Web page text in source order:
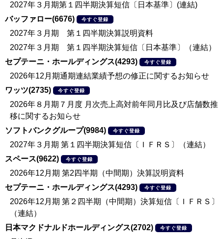
2027年３月期第１四半期決算短信〔日本基準〕(連結)
バッファロー(6676)
今すぐ登録
2027年３月期 第１四半期決算説明資料
2027年３月期 第１四半期決算短信〔日本基準〕（連結）
セプテーニ・ホールディングス(4293)
今すぐ登録
2026年12月期通期連結業績予想の修正に関するお知らせ
ワッツ(2735)
今すぐ登録
2026年８月期７月度 月次売上高対前年同月比及び店舗数推
移に関するお知らせ
ソフトバンクグループ(9984)
今すぐ登録
2027年３月期 第１四半期決算短信〔ＩＦＲＳ〕（連結）
スペース(9622)
今すぐ登録
2026年12月期 第2四半期（中間期）決算説明資料
セプテーニ・ホールディングス(4293)
今すぐ登録
2026年12月期 第２四半期（中間期）決算短信〔ＩＦＲＳ〕
（連結）
日本マクドナルドホールディングス(2702)
今すぐ登録